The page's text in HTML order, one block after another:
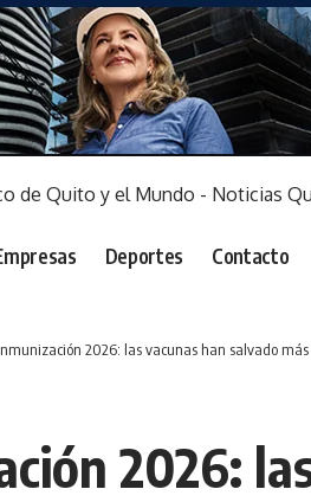
Deportes Contacto
2026: las vacunas han salvado
2026: